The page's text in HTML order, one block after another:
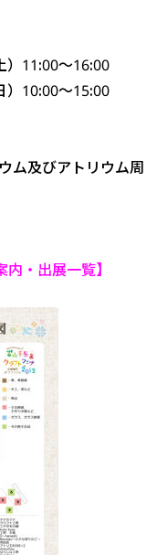
～16:00
～15:00
びアトリウム周
・出展一覧】